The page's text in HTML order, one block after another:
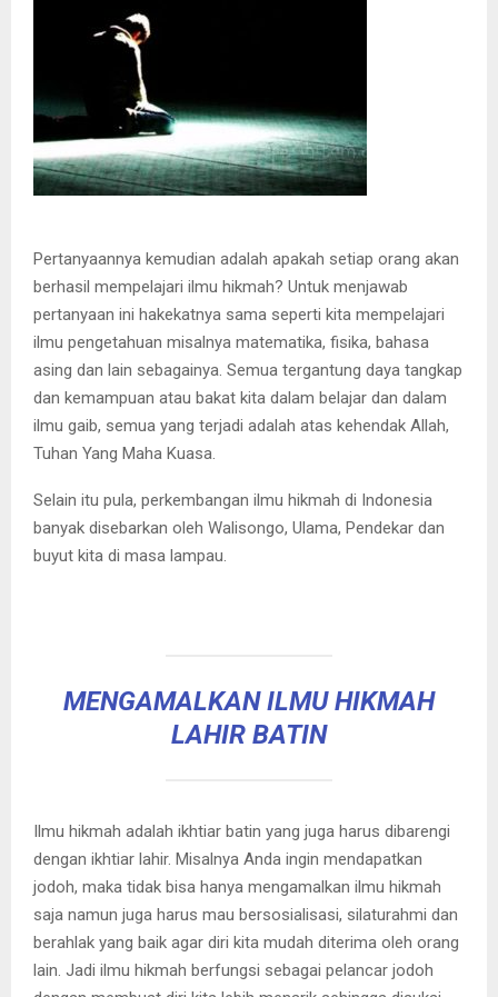
Pertanyaannya kemudian adalah apakah setiap orang akan
berhasil mempelajari ilmu hikmah? Untuk menjawab
pertanyaan ini hakekatnya sama seperti kita mempelajari
ilmu pengetahuan misalnya matematika, fisika, bahasa
asing dan lain sebagainya. Semua tergantung daya tangkap
dan kemampuan atau bakat kita dalam belajar dan dalam
ilmu gaib, semua yang terjadi adalah atas kehendak Allah,
Tuhan Yang Maha Kuasa.
Selain itu pula, perkembangan ilmu hikmah di Indonesia
banyak disebarkan oleh Walisongo, Ulama, Pendekar dan
buyut kita di masa lampau.
MENGAMALKAN ILMU HIKMAH
LAHIR BATIN
Ilmu hikmah adalah ikhtiar batin yang juga harus dibarengi
dengan ikhtiar lahir. Misalnya Anda ingin mendapatkan
jodoh, maka tidak bisa hanya mengamalkan ilmu hikmah
saja namun juga harus mau bersosialisasi, silaturahmi dan
berahlak yang baik agar diri kita mudah diterima oleh orang
lain. Jadi ilmu hikmah berfungsi sebagai pelancar jodoh